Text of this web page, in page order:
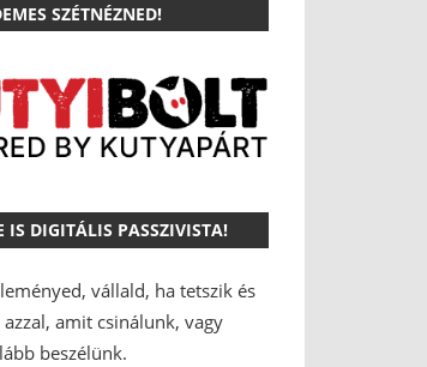
SZÉTNÉZNED!
IS DIGITÁLIS PASSZIVISTA!
vállald, ha tetszik és
amit csinálunk, vagy
beszélünk.